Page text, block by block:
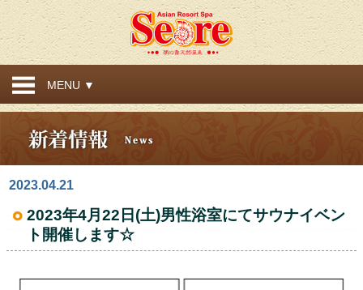
MENU ▼
2023.04.21
2023年4月22日(土)男性浴室にてサウナイベン
ト開催します☆